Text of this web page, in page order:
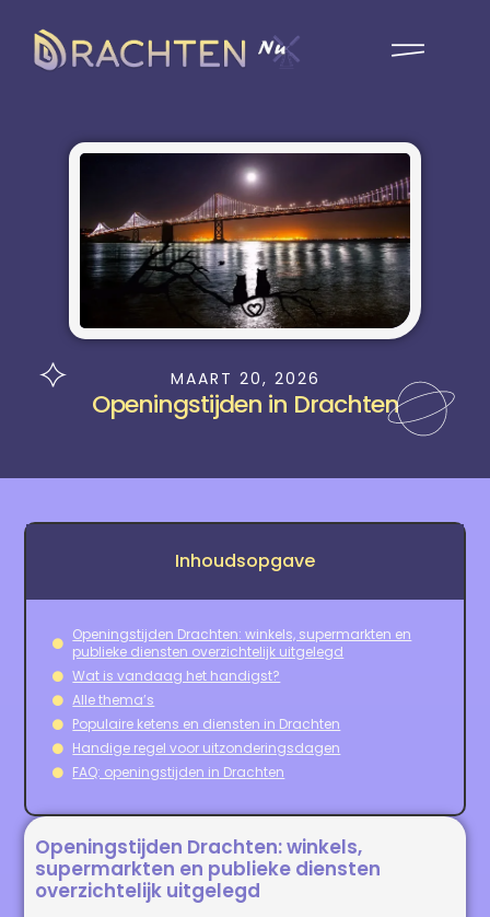
MAART 20, 2026
Openingstijden in Drachten
Openingstijden Drachten: winkels,
supermarkten en publieke diensten
overzichtelijk uitgelegd
Inhoudsopgave
Openingstijden Drachten: winkels, supermarkten en
publieke diensten overzichtelijk uitgelegd
Wat is vandaag het handigst?
Alle thema’s
Populaire ketens en diensten in Drachten
Handige regel voor uitzonderingsdagen
FAQ: openingstijden in Drachten